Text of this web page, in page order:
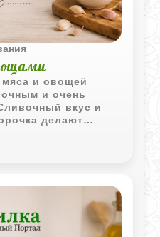
мяса и овощей
и очень
вкус и
делают
и уютным.